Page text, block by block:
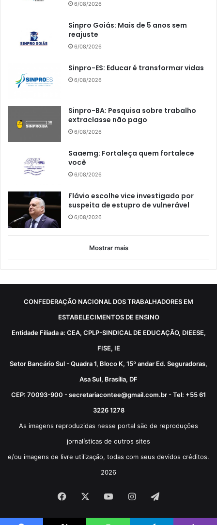
6/08/2026
Sinpro Goiás: Mais de 5 anos sem
reajuste
6/08/2026
Sinpro-ES: Educar é transformar vidas
6/08/2026
Sinpro-BA: Pesquisa sobre trabalho
extraclasse não pago
6/08/2026
Saaemg: Fortaleça quem fortalece
você
6/08/2026
Flávio escolhe vice investigado por
suspeita de estupro de vulnerável
6/08/2026
Mostrar mais
CONFEDERAÇÃO NACIONAL DOS TRABALHADORES EM
ESTABELECIMENTOS DE ENSINO
Entidade Filiada a: CEA, CPLP-SINDICAL DE EDUCAÇÃO, DIEESE,
FISE, IE
Setor Bancário Sul - Quadra 1, Bloco K, 15º andar Ed. Seguradoras,
Asa Sul, Brasília, DF
CEP: 70093-900 - secretariacontee@gmail.com.br - Tel: +55 61
3226 1278
As imagens reproduzidas nesse portal são de reproduções
jornalísticas de outros sites
e/ou imagens de livre utilização, todas com seus devidos créditos.
2026
Facebook YouTubeInstagram